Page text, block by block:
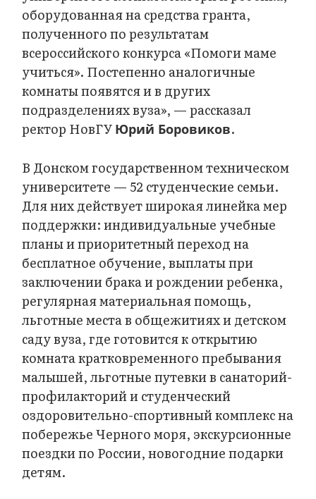
оборудованная на средства гранта,
полученного по результатам
всероссийского конкурса «Помоги маме
учиться». Постепенно аналогичные
комнаты появятся и в других
подразделениях вуза», — рассказал
ректор НовГУ Юрий Боровиков.
В Донском государственном техническом
университете — 52 студенческие семьи.
Для них действует широкая линейка мер
поддержки: индивидуальные учебные
планы и приоритетный переход на
бесплатное обучение, выплаты при
заключении брака и рождении ребенка,
регулярная материальная помощь,
льготные места в общежитиях и детском
саду вуза, где готовится к открытию
комната кратковременного пребывания
малышей, льготные путевки в санаторий-
профилакторий и студенческий
оздоровительно-спортивный комплекс на
побережье Черного моря, экскурсионные
поездки по России, новогодние подарки
детям.